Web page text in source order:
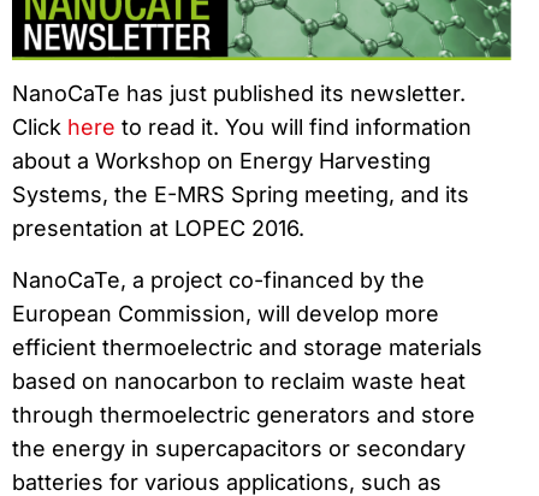
NanoCaTe has just published its newsletter.
Click here to read it. You will find information
about a Workshop on Energy Harvesting
Systems, the E-MRS Spring meeting, and its
presentation at LOPEC 2016.
NanoCaTe, a project co-financed by the
European Commission, will develop more
efficient thermoelectric and storage materials
based on nanocarbon to reclaim waste heat
through thermoelectric generators and store
the energy in supercapacitors or secondary
batteries for various applications, such as